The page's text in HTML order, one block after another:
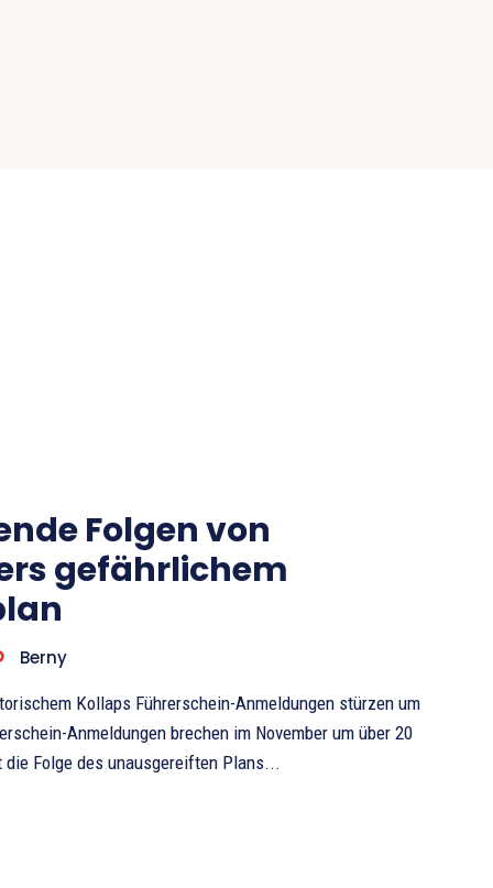
Folgen von
gefährlichem
Berny
Kollaps Führerschein-Anmeldungen stürzen um
Folge des unausgereiften Plans...